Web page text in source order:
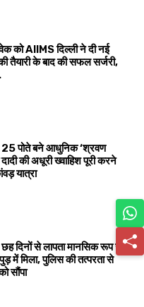
को AIIMS दिल्ली ने दी नई
तैयारी के बाद की सफल सर्जरी,
पोते बने आधुनिक ‘श्रवण
की अधूरी ख्वाहिश पूरी करने
यात्रा
दिनों से लापता मानसिक रूप से
में मिला, पुलिस की तत्परता से
सौंपा